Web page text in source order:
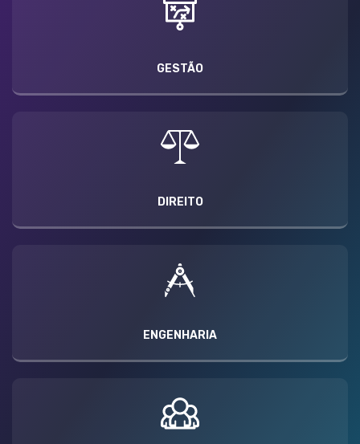
GESTÃO
DIREITO
ENGENHARIA